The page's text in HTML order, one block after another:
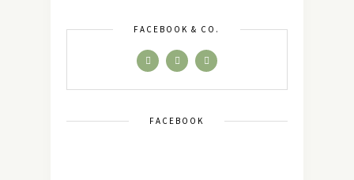
FACEBOOK & CO.
FACEBOOK